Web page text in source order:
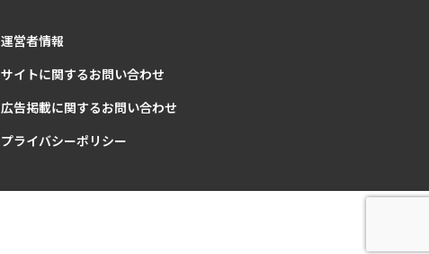
運営者情報
サイトに関するお問い合わせ
広告掲載に関するお問い合わせ
プライバシーポリシー